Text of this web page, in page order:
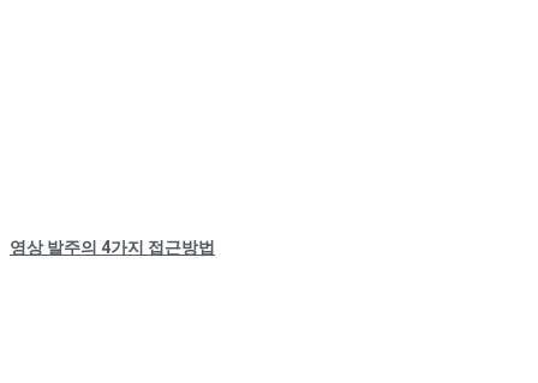
영상 발주의 4가지 접근방법